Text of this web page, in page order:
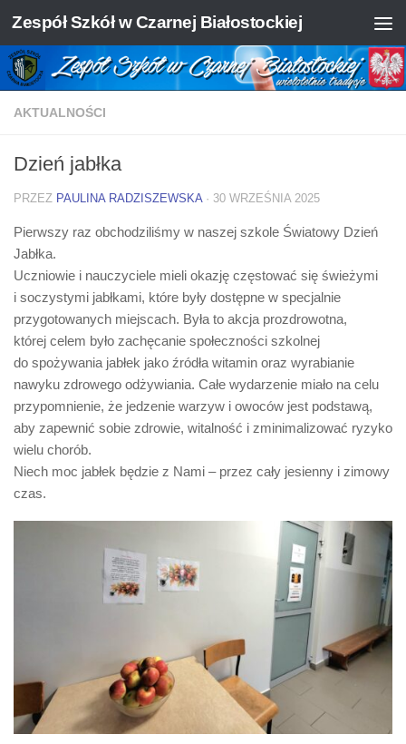
Skip to content
Zespół Szkół w Czarnej Białostockiej
AKTUALNOŚCI
Dzień jabłka
PRZEZ PAULINA RADZISZEWSKA · 30 WRZEŚNIA 2025
Pierwszy raz obchodziliśmy w naszej szkole Światowy Dzień
Jabłka.
Uczniowie i nauczyciele mieli okazję częstować się świeżymi
i soczystymi jabłkami, które były dostępne w specjalnie
przygotowanych miejscach. Była to akcja prozdrowotna,
której celem było zachęcanie społeczności szkolnej
do spożywania jabłek jako źródła witamin oraz wyrabianie
nawyku zdrowego odżywiania. Całe wydarzenie miało na celu
przypomnienie, że jedzenie warzyw i owoców jest podstawą,
aby zapewnić sobie zdrowie, witalność i zminimalizować ryzyko
wielu chorób.
Niech moc jabłek będzie z Nami – przez cały jesienny i zimowy
czas.